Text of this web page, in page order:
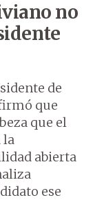
no
de
que
que el
la
abierta
ese